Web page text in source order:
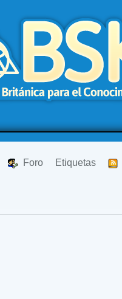
Foro Etiquetas